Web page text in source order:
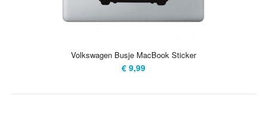
Volkswagen Busje MacBook Sticker
€ 9,99